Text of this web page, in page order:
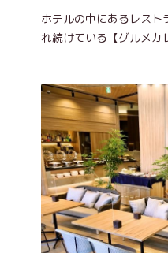
ホテルの中にあるレス
れ続けている【グルメカ